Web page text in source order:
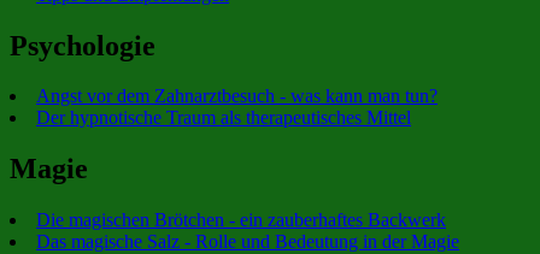
Psychologie
Angst vor dem Zahnarztbesuch - was kann man tun?
Der hypnotische Traum als therapeutisches Mittel
Magie
Die magischen Brötchen - ein zauberhaftes Backwerk
Das magische Salz - Rolle und Bedeutung in der Magie